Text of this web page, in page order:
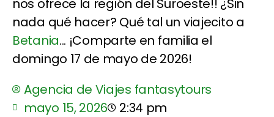
nos ofrece la región del Suroeste!! ¿Sin
nada qué hacer? Qué tal un viajecito a
Betania... ¡Comparte en familia el
domingo 17 de mayo de 2026!
Agencia de Viajes fantasytours
mayo 15, 2026
2:34 pm